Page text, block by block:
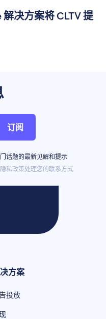
决方案将 CLTV 提
订阅
话题的最新见解和提示
私政策处理您的联系方式
方案
投放